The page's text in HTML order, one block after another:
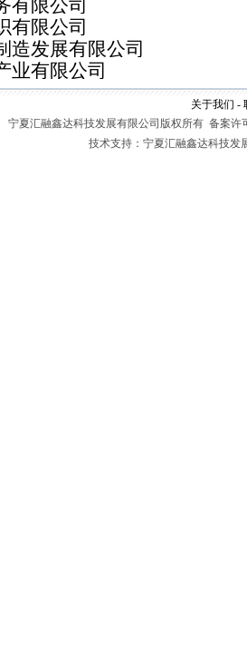
有限公司
有限公司
造发展有限公司
业有限公司
关于我们 -
宁夏汇融鑫达科技发展有限公司版权所有 备案许
技术支持：宁夏汇融鑫达科技